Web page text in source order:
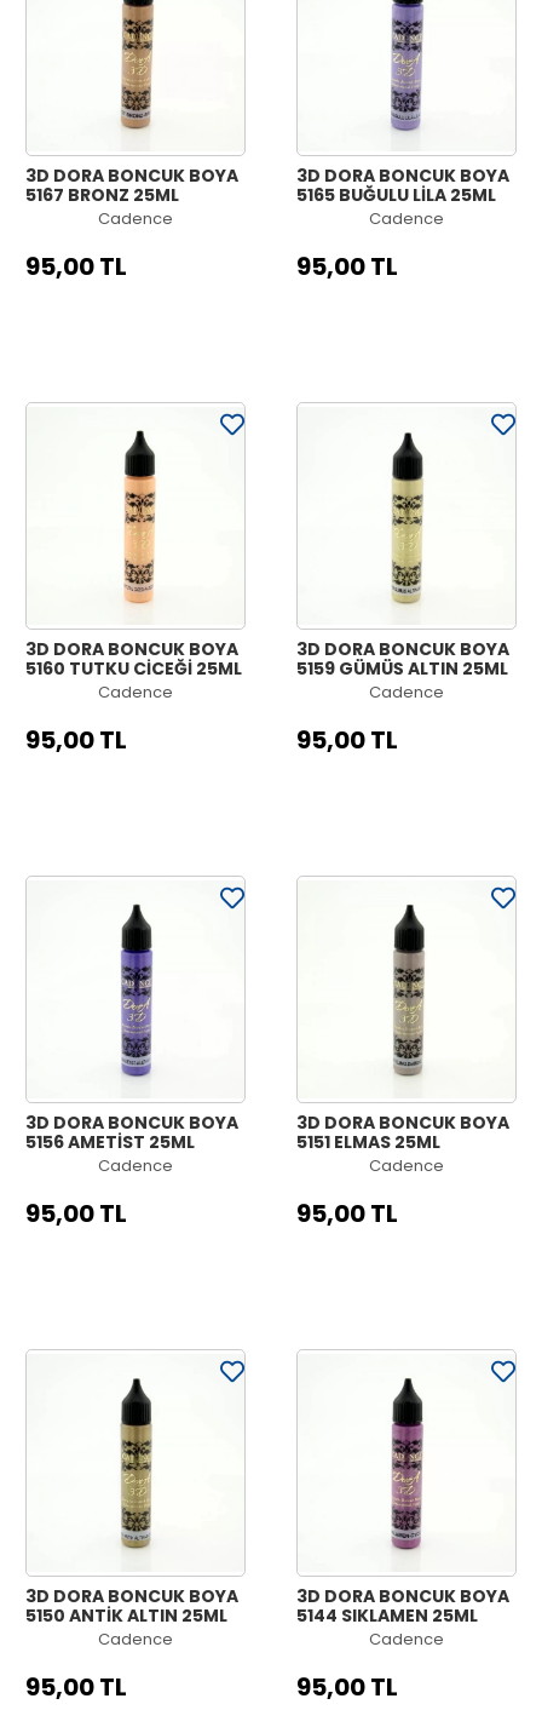
3D DORA BONCUK BOYA
5167 BRONZ 25ML
Cadence
95,00 TL
3D DORA BONCUK BOYA
5165 BUĞULU LİLA 25ML
Cadence
95,00 TL
3D DORA BONCUK BOYA
5160 TUTKU ÇİÇEĞİ 25ML
Cadence
95,00 TL
3D DORA BONCUK BOYA
5159 GÜMÜŞ ALTIN 25ML
Cadence
95,00 TL
3D DORA BONCUK BOYA
5156 AMETİST 25ML
Cadence
95,00 TL
3D DORA BONCUK BOYA
5151 ELMAS 25ML
Cadence
95,00 TL
3D DORA BONCUK BOYA
5150 ANTİK ALTIN 25ML
Cadence
95,00 TL
3D DORA BONCUK BOYA
5144 SIKLAMEN 25ML
Cadence
95,00 TL